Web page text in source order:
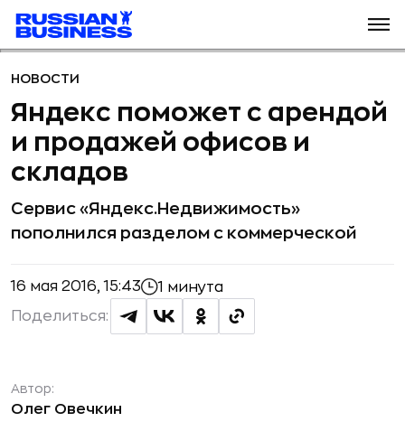
НОВОСТИ
Яндекс поможет с арендой
и продажей офисов и
складов
Сервис «Яндекс.Недвижимость»
пополнился разделом с коммерческой
16 мая 2016, 15:43 1 минута
Поделиться:
Автор:
Олег Овечкин